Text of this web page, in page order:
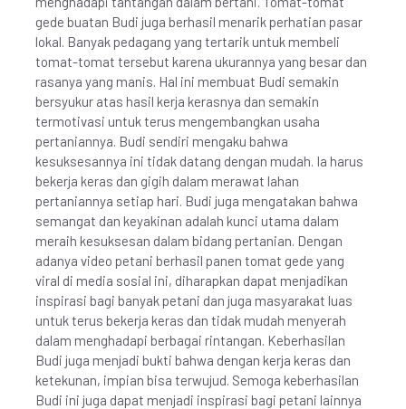
gede buatan Budi juga berhasil menarik perhatian pasar
lokal. Banyak pedagang yang tertarik untuk membeli
tomat-tomat tersebut karena ukurannya yang besar dan
rasanya yang manis. Hal ini membuat Budi semakin
bersyukur atas hasil kerja kerasnya dan semakin
termotivasi untuk terus mengembangkan usaha
pertaniannya. Budi sendiri mengaku bahwa
kesuksesannya ini tidak datang dengan mudah. Ia harus
bekerja keras dan gigih dalam merawat lahan
pertaniannya setiap hari. Budi juga mengatakan bahwa
semangat dan keyakinan adalah kunci utama dalam
meraih kesuksesan dalam bidang pertanian. Dengan
adanya video petani berhasil panen tomat gede yang
viral di media sosial ini, diharapkan dapat menjadikan
inspirasi bagi banyak petani dan juga masyarakat luas
untuk terus bekerja keras dan tidak mudah menyerah
dalam menghadapi berbagai rintangan. Keberhasilan
Budi juga menjadi bukti bahwa dengan kerja keras dan
ketekunan, impian bisa terwujud. Semoga keberhasilan
Budi ini juga dapat menjadi inspirasi bagi petani lainnya